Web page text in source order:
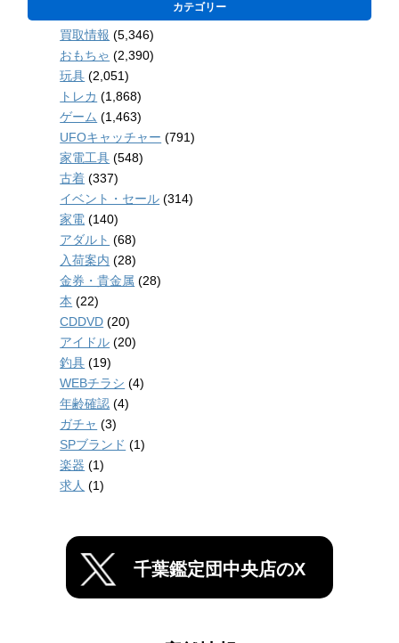
カテゴリー
買取情報 (5,346)
おもちゃ (2,390)
玩具 (2,051)
トレカ (1,868)
ゲーム (1,463)
UFOキャッチャー (791)
家電工具 (548)
古着 (337)
イベント・セール (314)
家電 (140)
アダルト (68)
入荷案内 (28)
金券・貴金属 (28)
本 (22)
CDDVD (20)
アイドル (20)
釣具 (19)
WEBチラシ (4)
年齢確認 (4)
ガチャ (3)
SPブランド (1)
楽器 (1)
求人 (1)
千葉鑑定団中央店のX